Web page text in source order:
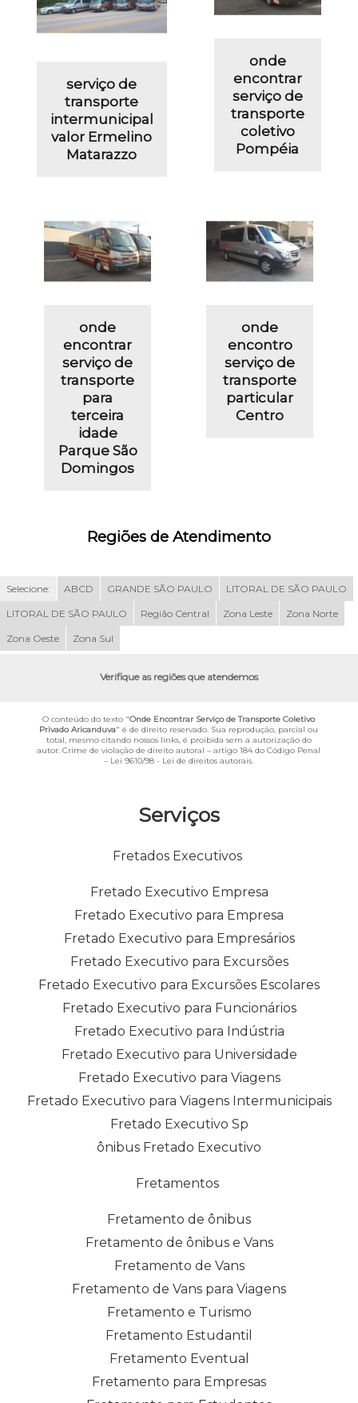
Serviços
Fretados Executivos
Fretado Executivo Empresa
Fretado Executivo para Empresa
Fretado Executivo para Empresários
Fretado Executivo para Excursões
Fretado Executivo para Excursões Escolares
Fretado Executivo para Funcionários
Fretado Executivo para Indústria
Fretado Executivo para Universidade
Fretado Executivo para Viagens
Fretado Executivo para Viagens Intermunicipais
Fretado Executivo Sp
ônibus Fretado Executivo
Fretamentos
Fretamento de ônibus
Fretamento de ônibus e Vans
Fretamento de Vans
Fretamento de Vans para Viagens
Fretamento e Turismo
Fretamento Estudantil
Fretamento Eventual
Fretamento para Empresas
serviço de
transporte
intermunicipal
valor Ermelino
Matarazzo
onde
encontrar
serviço de
transporte
coletivo
Pompéia
onde
encontrar
serviço de
transporte
para
terceira
idade
Parque São
Domingos
onde
encontro
serviço de
transporte
particular
Centro
Regiões de Atendimento
Selecione: ABCD GRANDE SÃO PAULO LITORAL DE SÃO PAULO
LITORAL DE SÃO PAULO Região Central Zona Leste Zona Norte
Zona Oeste Zona Sul
Verifique as regiões que atendemos
O conteúdo do texto "Onde Encontrar Serviço de Transporte Coletivo
Privado Aricanduva" é de direito reservado. Sua reprodução, parcial ou
total, mesmo citando nossos links, é proibida sem a autorização do
autor. Crime de violação de direito autoral – artigo 184 do Código Penal
– Lei 9610/98 - Lei de direitos autorais.